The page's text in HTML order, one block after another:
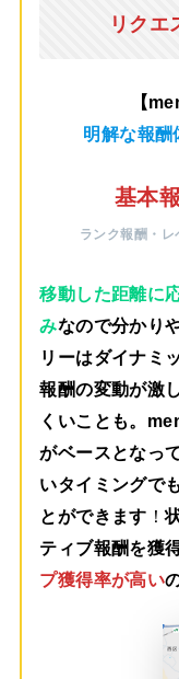
リクエ
【
明解な報酬
基本
ランク報酬・レ
移動した距離に
みなので分かり
リーはダイナミ
報酬の変動が激
くいことも。
がベースとなっ
いタイミングで
とができます ！
ティブ報酬を獲
プ獲得率が高い